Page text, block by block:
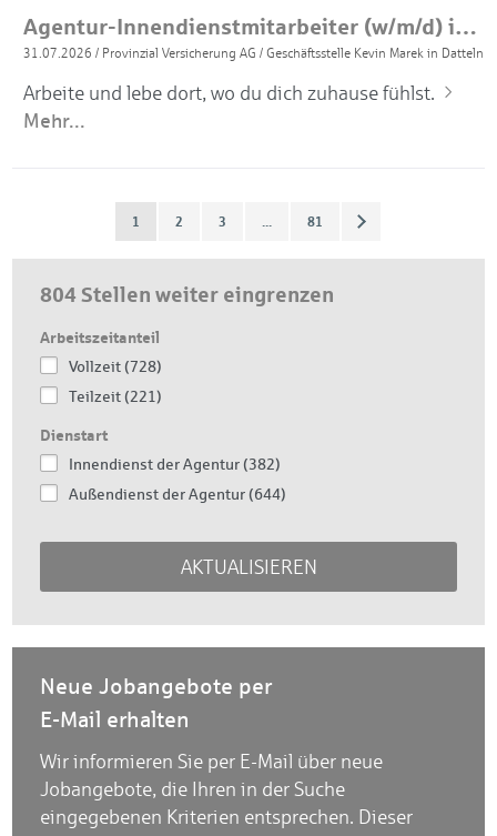
Agentur-Innendienstmitarbeiter (w/m/d) in Vollzeit
31.07.2026 / Provinzial Versicherung AG /Geschäftsstelle Kevin Marek in Datteln
Arbeite und lebe dort, wo du dich zuhause fühlst.
Mehr...
1 2 3 81
804 Stellen weiter eingrenzen
Arbeitszeitanteil
Vollzeit (728)
Teilzeit (221)
Dienstart
Innendienst der Agentur (382)
Außendienst der Agentur (644)
AKTUALISIEREN
Neue Jobangebote per
E-Mail erhalten
Wir informieren Sie per E-Mail über neue
Jobangebote, die Ihren in der Suche
eingegebenen Kriterien entsprechen. Dieser